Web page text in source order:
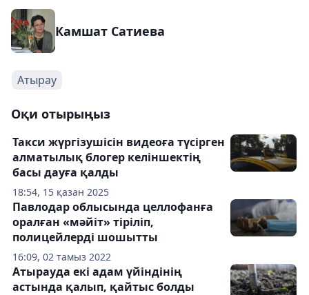
Камшат Сатиева
Атырау
Оқи отырыңыз
18:54, 15 қазан 2025
Такси жүргізушісін видеоға түсірген
алматылық блогер келіншектің
басы дауға қалды
16:09, 02 тамыз 2022
Павлодар облысында целлофанға
оралған «мәйіт» тіріліп,
полицейлерді шошытты
Атырауда екі адам үйіндінің
астында қалып, қайтыс болды